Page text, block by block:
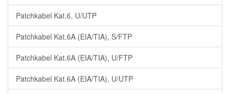
Patchkabel Kat.6, U/UTP
Patchkabel Kat.6A (EIA/TIA), S/FTP
Patchkabel Kat.6A (EIA/TIA), U/FTP
Patchkabel Kat.6A (EIA/TIA), U/UTP